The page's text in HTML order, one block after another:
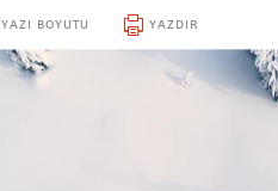
YAZI BOYUTU YAZDIR